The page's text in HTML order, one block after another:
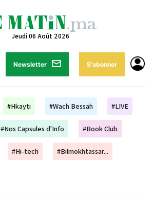
Jeudi 06 Août 2026
Newsletter S'abonner
#Hkayti #Wach Bessah #LIVE
#Nos Capsules d'Info #Book Club
#Hi-tech #Bilmokhtassar...